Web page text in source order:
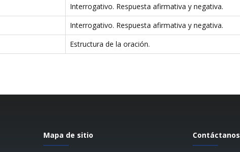
Interrogativo. Respuesta afirmativa y negativa.
Interrogativo. Respuesta afirmativa y negativa.
Estructura de la oración.
Mapa de sitio Contáctanos